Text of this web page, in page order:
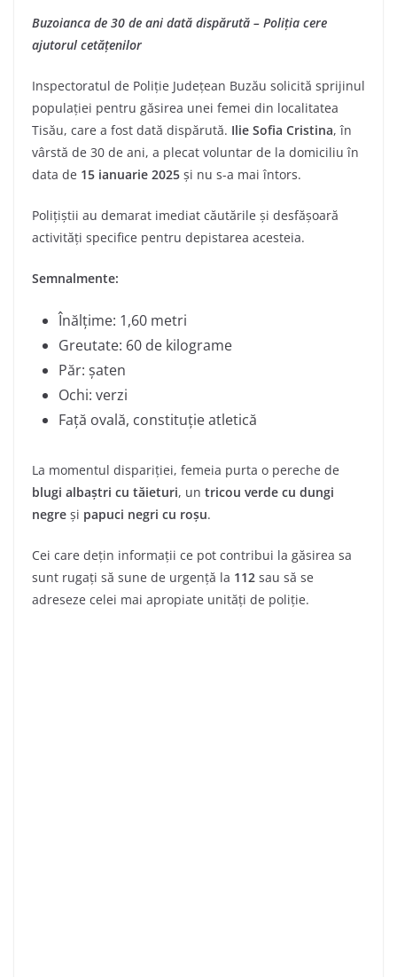
Buzoianca de 30 de ani dată dispărută – Poliția cere
ajutorul cetățenilor
Inspectoratul de Poliție Județean Buzău solicită sprijinul
populației pentru găsirea unei femei din localitatea
Tisău, care a fost dată dispărută. Ilie Sofia Cristina, în
vârstă de 30 de ani, a plecat voluntar de la domiciliu în
data de 15 ianuarie 2025 și nu s-a mai întors.
Polițiștii au demarat imediat căutările și desfășoară
activități specifice pentru depistarea acesteia.
Semnalmente:
Înălțime: 1,60 metri
Greutate: 60 de kilograme
Păr: șaten
Ochi: verzi
Față ovală, constituție atletică
La momentul dispariției, femeia purta o pereche de
blugi albaștri cu tăieturi, un tricou verde cu dungi
negre și papuci negri cu roșu.
Cei care dețin informații ce pot contribui la găsirea sa
sunt rugați să sune de urgență la 112 sau să se
adreseze celei mai apropiate unități de poliție.